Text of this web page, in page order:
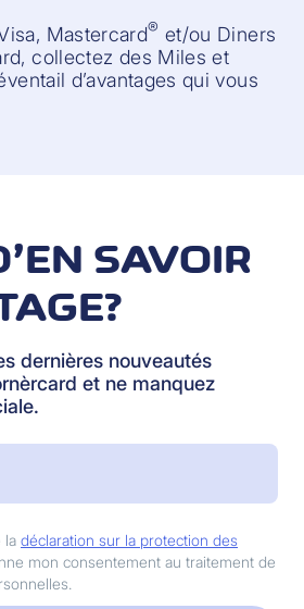
Mastercard® et/ou Diners
collectez des Miles et
d’avantages qui vous
SAVOIR
dernières nouveautés
et ne manquez
la déclaration sur la protection des
mon consentement au traitement de